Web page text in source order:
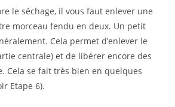
le séchage, il vous faut enlever une
morceau fendu en deux. Un petit
Cela permet d’enlever le
centrale) et de libérer encore des
Cela se fait très bien en quelques
Etape 6).